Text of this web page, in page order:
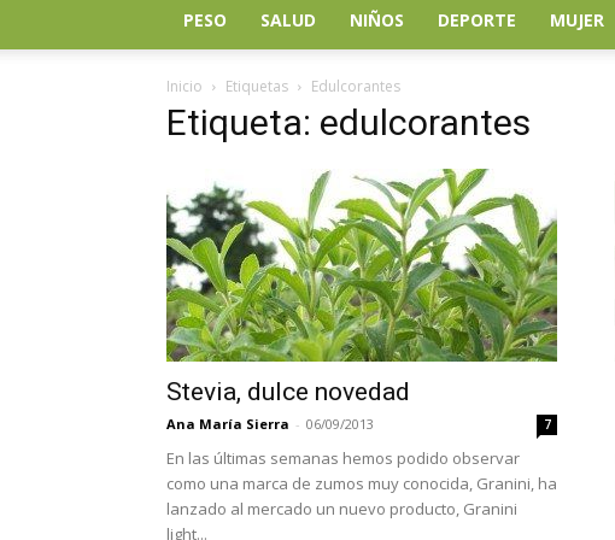
PESO SALUD NIÑOS DEPORTE MUJER
Inicio Etiquetas Edulcorantes
Etiqueta: edulcorantes
Stevia, dulce novedad
Ana María Sierra - 06/09/2013 7
En las últimas semanas hemos podido observar
como una marca de zumos muy conocida, Granini, ha
lanzado al mercado un nuevo producto, Granini
light...